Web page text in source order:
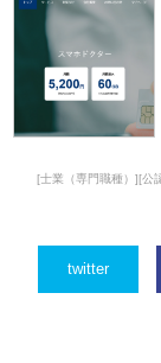
[士業（専門職種）][公
twitter